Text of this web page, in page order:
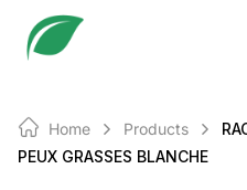
Home Products
PEUX GRASSES BLANCHE